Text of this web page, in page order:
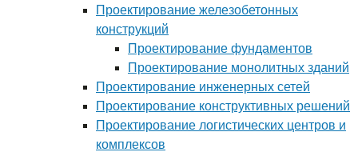
Проектирование железобетонных
конструкций
Проектирование фундаментов
Проектирование монолитных зданий
Проектирование инженерных сетей
Проектирование конструктивных решений
Проектирование логистических центров и
комплексов